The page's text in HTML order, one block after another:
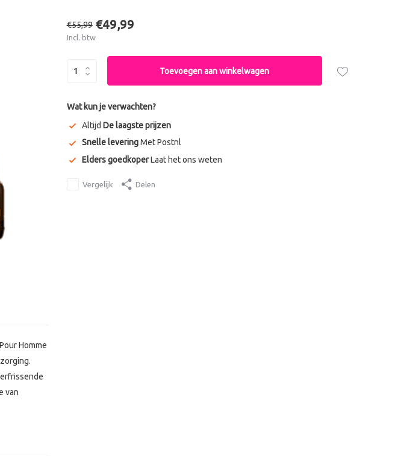
Homme
van
€55,99 €49,99
Incl. btw
Toevoegen aan winkelwagen
Wat kun je verwachten?
Altijd De laagste prijzen
Snelle leveringMet Postnl
Elders goedkoperLaat het ons weten
Vergelijk Delen